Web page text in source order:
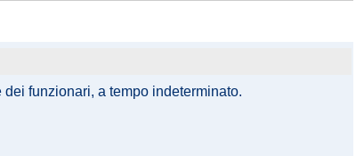
funzionari, a tempo indeterminato.